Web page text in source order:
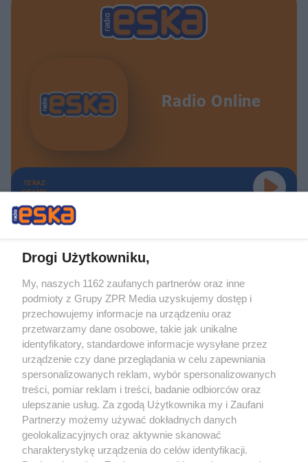
Radio Online
TERAZ
GRAMY
Żaden utwór zamieszczony w serwisie nie może być powielany i
rozpowszechniany lub dalej rozpowszechniany w jakikolwiek sposób (w
tym także elektroniczny lub mechaniczny) na jakimkolwiek polu
eksploatacji w jakiejkolwiek formie, włącznie z umieszczaniem w Internecie
bez pisemnej zgody właściciela praw. Jakiekolwiek użycie lub
wykorzystanie utworów w całości lub w części z naruszeniem prawa, tzn.
bez właściwej zgody, jest zabronione pod groźbą kary i może być ścigane
prawnie.
Drogi Użytkowniku,
My, naszych 1162 zaufanych partnerów oraz inne
podmioty z Grupy ZPR Media uzyskujemy dostęp i
przechowujemy informacje na urządzeniu oraz
przetwarzamy dane osobowe, takie jak unikalne
identyfikatory, standardowe informacje wysyłane przez
urządzenie czy dane przeglądania w celu zapewniania
spersonalizowanych reklam, wybór spersonalizowanych
treści, pomiar reklam i treści, badanie odbiorców oraz
ulepszanie usług. Za zgodą Użytkownika my i Zaufani
Partnerzy możemy używać dokładnych danych
geolokalizacyjnych oraz aktywnie skanować
charakterystykę urządzenia do celów identyfikacji.